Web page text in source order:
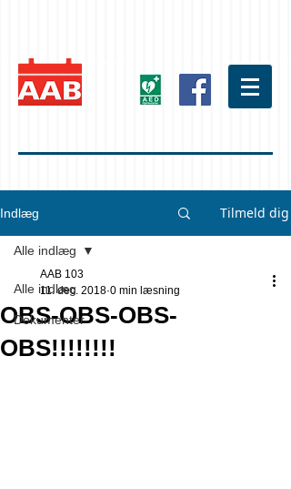
Indlæg Tilmeld dig
Alle indlæg
Dokumenter
Alle indlæg
OBS-OBS-OBS-
OBS!!!!!!!!
AAB 103
11. dec. 2018 0 min læsning